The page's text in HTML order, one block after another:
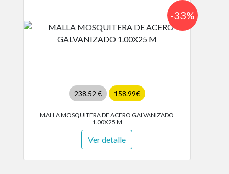
238.52€ 158.99€
-33%
MALLA MOSQUITERA DE ACERO GALVANIZADO
1.00X25 M
Ver detalle